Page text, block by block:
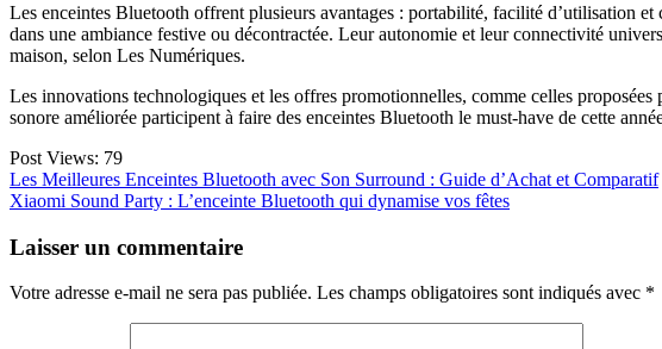
Les enceintes Bluetooth offrent plusieurs avantages : portabilité, facilité d’utilisation
dans une ambiance festive ou décontractée. Leur autonomie et leur connectivité
maison, selon Les Numériques.
Les innovations technologiques et les offres promotionnelles, comme celles
sonore améliorée participent à faire des enceintes Bluetooth le must-have de cette
Post Views: 79
Navigation
de
l’article
Les Meilleures Enceintes Bluetooth avec Son Surround : Guide d’Achat et Comparatif
Xiaomi Sound Party : L’enceinte Bluetooth qui dynamise vos fêtes
Laisser un commentaire
Votre adresse e-mail ne sera pas publiée. Les champs obligatoires sont indiqués avec *